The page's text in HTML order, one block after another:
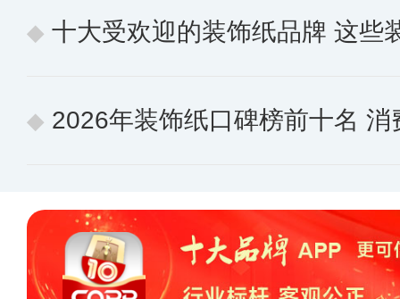
十大受欢迎的装饰纸品牌 这些
2026年装饰纸口碑榜前十名 消费